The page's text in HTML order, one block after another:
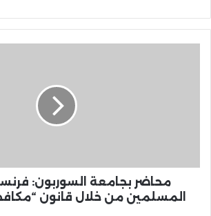
محاضر بجامعة السوربون:
المسلمين من خلال قانون